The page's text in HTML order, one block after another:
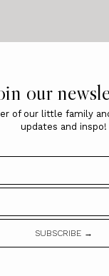
our
of our little family
updates and inspo!